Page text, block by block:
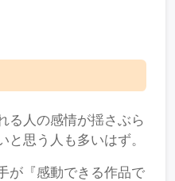
る人の感情が揺さぶら
思う人も多いはず。
が『感動できる作品で